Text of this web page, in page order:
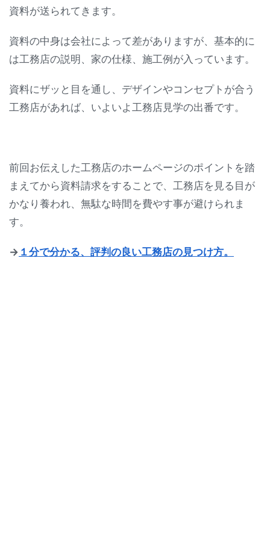
資料が送られてきます。
資料の中身は会社によって差がありますが、基本的に
は工務店の説明、家の仕様、施工例が入っています。
資料にザッと目を通し、デザインやコンセプトが合う
工務店があれば、いよいよ工務店見学の出番です。
前回お伝えした工務店のホームページのポイントを踏
まえてから資料請求をすることで、工務店を見る目が
かなり養われ、無駄な時間を費やす事が避けられま
す。
→ １分で分かる、評判の良い工務店の見つけ方。